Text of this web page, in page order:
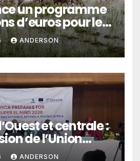
un programme
d’euros pour le
ANDERSON
et centrale :
de l’Union
renforcer
ANDERSON